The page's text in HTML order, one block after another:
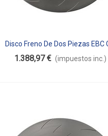
Añadir Al Carrito
Disco Freno De Dos Piezas EBC
Flotante SG2F020
1.388,97 € (impuestos inc.)